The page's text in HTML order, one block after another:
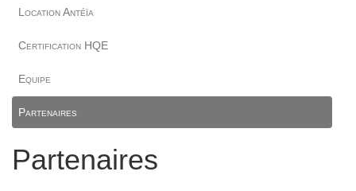
Location Antéïa
Certification HQE
Equipe
Partenaires
Partenaires